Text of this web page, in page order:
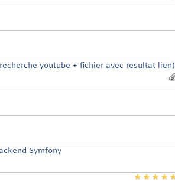
youtube + fichier avec resultat lien)
Symfony